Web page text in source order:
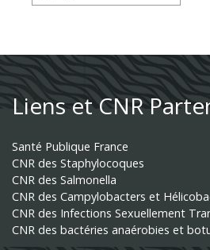
Liens et CNR
Santé Publique France
CNR des Staphylocoques
CNR des Salmonella
CNR des Campylobacters et
CNR des Infections Sexuellement
CNR des bactéries anaérobies et